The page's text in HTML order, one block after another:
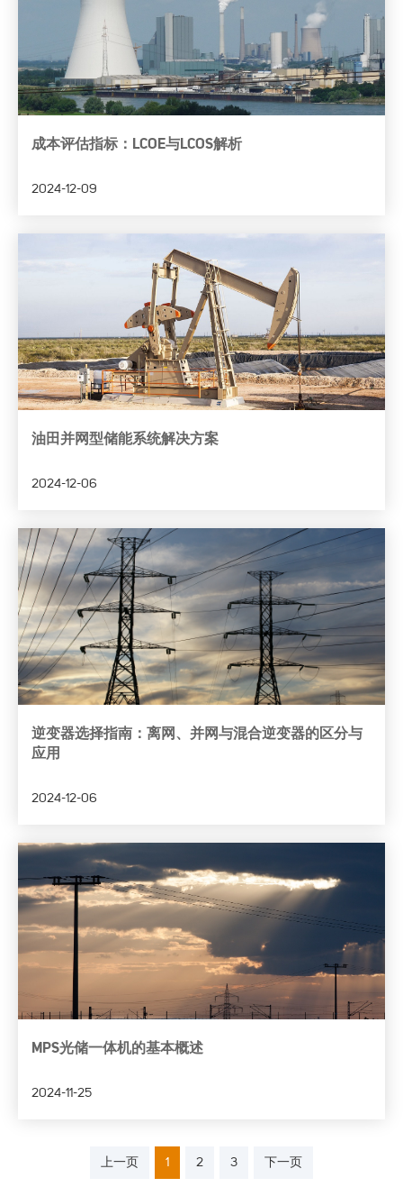
成本评估指标：LCOE与LCOS解析
2024-12-09
油田并网型储能系统解决方案
2024-12-06
逆变器选择指南：离网、并网与混合逆变器的区分与
应用
2024-12-06
MPS光储一体机的基本概述
2024-11-25
上一页 1 2 3 下一页